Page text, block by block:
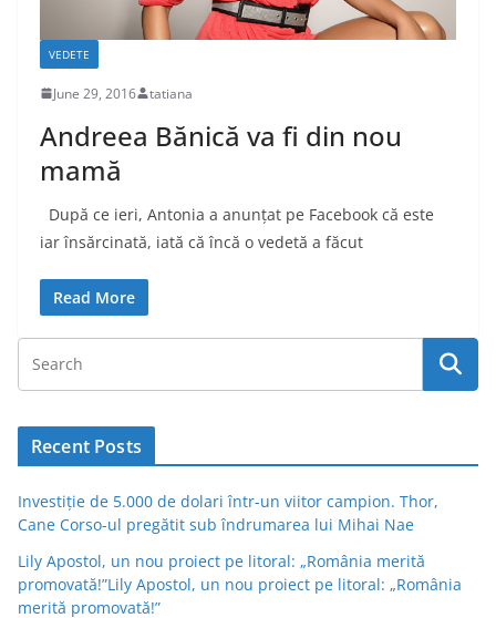
VEDETE
June 29, 2016 tatiana
Andreea Bănică va fi din nou
mamă
După ce ieri, Antonia a anunțat pe Facebook că este
iar însărcinată, iată că încă o vedetă a făcut
Read More
Recent Posts
Investiție de 5.000 de dolari într-un viitor campion. Thor,
Cane Corso-ul pregătit sub îndrumarea lui Mihai Nae
Lily Apostol, un nou proiect pe litoral: „România merită
promovată!”Lily Apostol, un nou proiect pe litoral: „România
merită promovată!”